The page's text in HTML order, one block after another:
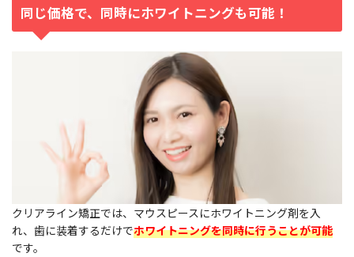
同じ価格で、同時にホワイトニングも可能！
クリアライン矯正では、マウスピースにホワイトニング剤を入
れ、歯に装着するだけでホワイトニングを同時に行うことが可能
です。